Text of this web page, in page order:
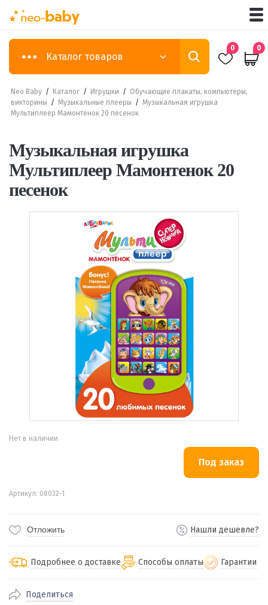
Каталог товаров
0 0
Neo Baby / Каталог / Игрушки / Обучающие плакаты, компьютеры,
викторины / Музыкальные плееры / Музыкальная игрушка
Мультиплеер Мамонтенок 20 песенок
Музыкальная игрушка
Мультиплеер Мамонтенок 20
песенок
Нет в наличии
Артикул: 08032-1
Отложить Нашли дешевле?
Подробнее о доставке
По Екатеринбургу бесплатная
Способы оплаты Гарантии
Поделиться